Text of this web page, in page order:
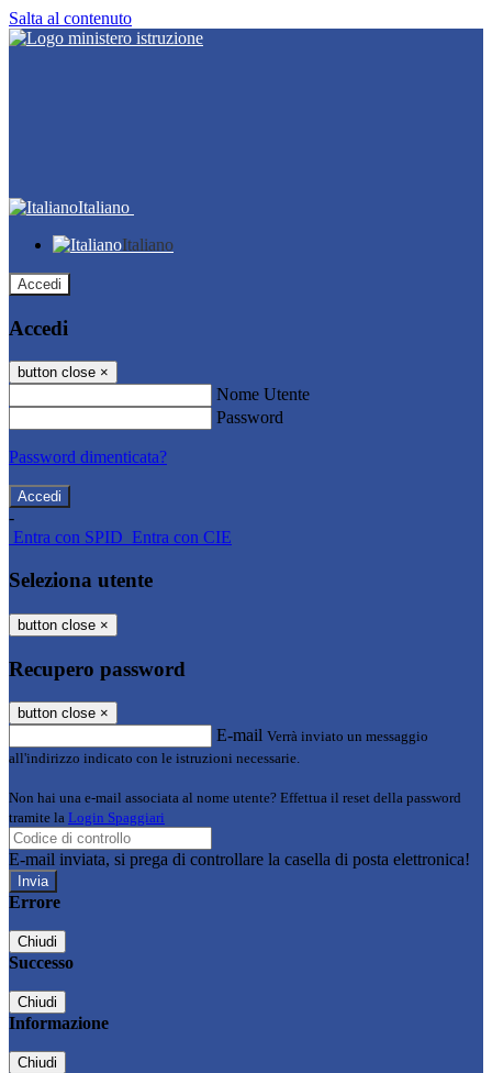
Salta al contenuto
Italiano
Italiano
Accedi
Accedi
button close ×
Nome Utente
Password
Password dimenticata?
-
Entra con SPID Entra con CIE
Seleziona utente
button close ×
Recupero password
button close ×
E-mail Verrà inviato un messaggio
all'indirizzo indicato con le istruzioni necessarie.
Non hai una e-mail associata al nome utente? Effettua il reset della password
tramite la Login Spaggiari
E-mail inviata, si prega di controllare la casella di posta elettronica!
Errore
Chiudi
Successo
Chiudi
Informazione
Chiudi